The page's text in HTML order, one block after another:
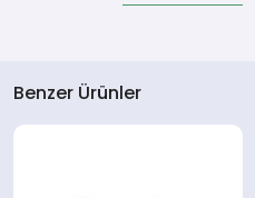
Benzer Ürünler